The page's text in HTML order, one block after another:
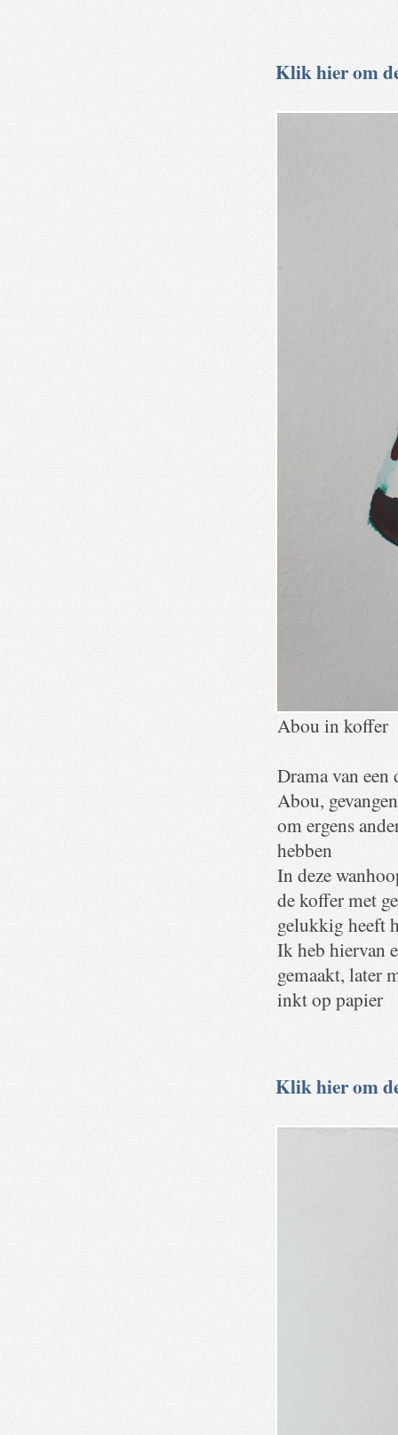
Klik hier om
Abou in koffer
Drama van een
Abou,
om ergens
hebben
In deze
de koffer met
gelukkig heeft
Ik heb hiervan
gemaakt, later
inkt op papier
Klik hier om